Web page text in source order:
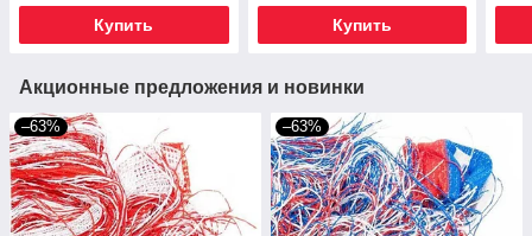
Купить Купить
Акционные предложения и новинки
–63% –63%